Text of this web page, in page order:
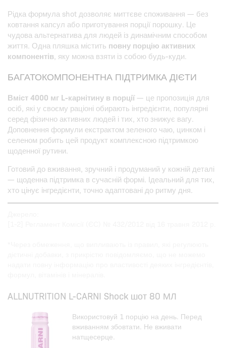
Рідка формула shot дозволяє миттєве споживання — без
ковтання капсул або приготування порції порошку. Це
чудова альтернатива для людей із динамічним способом
життя. Одна пляшка містить повну порцію активних
компонентів, яку можна взяти із собою будь-куди.
БАГАТОКОМПОНЕНТНА ПІДТРИМКА ДІЄТИ
Вміст 4000 мг L-карнітину в порції— це пропозиція для
осіб, які у своєму раціоні обирають інгредієнти, популярні
серед фізично активних людей і тих, хто знижує вагу.
Доповнення формули екстрактом зеленого чаю, цинком і
селеном робить цей продукт комплексною підтримкою
щоденної рутини.
Готовий до вживання, зручний і продуманий у кожній деталі
— щоденна підтримка в сучасній формі. Ідеальний для тих,
хто цінує інгредієнти, точно адаптовані до ритму дня.
ALLNUTRITION L-CARNI Shock шот 80 МЛ
Використовуй 1 порцію на день. Перед
вживанням збовтати. Не вживати
натщесерце.